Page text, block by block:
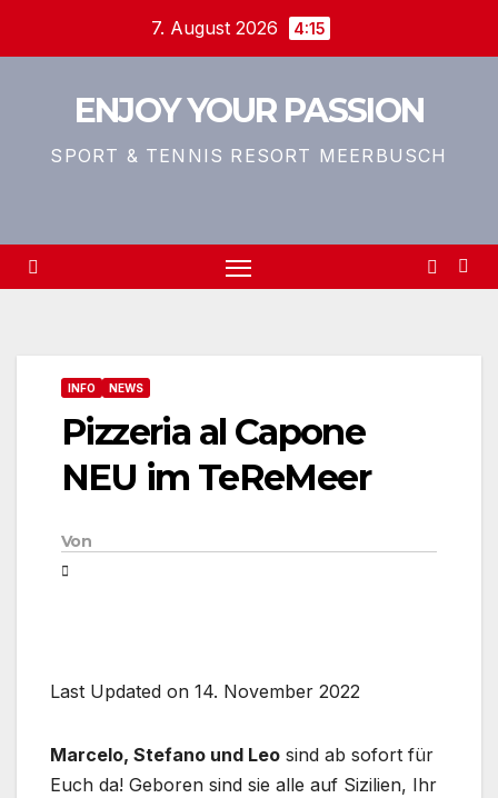
7. August 2026 4:15
ENJOY YOUR PASSION
SPORT & TENNIS RESORT MEERBUSCH
INFO NEWS
Pizzeria al Capone
NEU im TeReMeer
Von
Last Updated on 14. November 2022
Marcelo, Stefano und Leo sind ab sofort für
Euch da! Geboren sind sie alle auf Sizilien, Ihr